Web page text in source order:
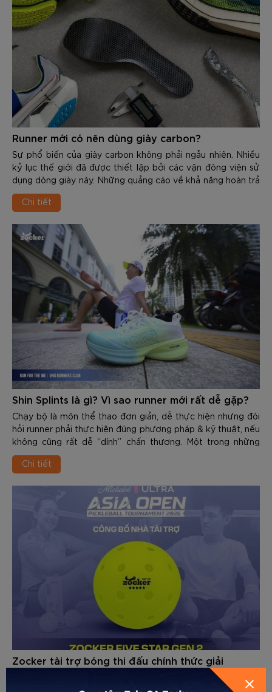
sản phẩm này cũng như cách chọn và sử dụng đúng cách
để nâng cao hiệu quả nhé.
Runner mới có nên dùng giày carbon?
Sự phổ biến của giày carbon không phải ngẫu nhiên. Nhiều
kỷ lục thế giới đã được thiết lập bởi các vận đông viện sử
dụng dòng giày này. Những quảng cáo về khả năng hoàn trả
năng lượng, hỗ trợ tăng tốc cũng như cải thiện thành tích
khiến một số người mới bắt đầu tập cũng muốn sở hữu
mới có nên dùng giày carbon? Đây là vấn đề cần được nhìn
nhận dưới góc độ khoa học, kỹ thuật chạy hay cả hiệu quả
đầu tư? Trong nội dung dưới đây các bạn hãy cùng Zocker
tìm hiểu chi tiết nhé.
Chi tiết
Shin Splints là gì? Vì sao runner mới rất dễ gặp?
Chạy bộ là môn thể thao đơn giản, dễ thực hiện nhưng đòi
hỏi runner phải thực hiện đúng phương pháp & kỹ thuật, nếu
không cũng rất dễ “dính” chấn thương. Một trong những
tình trạng rất dễ gặp là Shin Splints. Vậy Shin Splints là gì?
Vì sao runner mới rất dễ gặp? Trong nội dung dưới đây các
Chi tiết
Zocker tài trợ bóng thi đấu chính thức giải
MICHELOB ULTRA ASIA OPEN PICKLEBALL
TOURNAMENT 2026